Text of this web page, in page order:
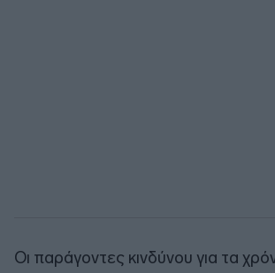
Οι παράγοντες κινδύνου για τα